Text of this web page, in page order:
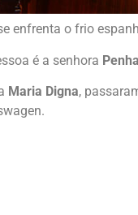
enfrenta o frio
é a senhora
Maria Digna,